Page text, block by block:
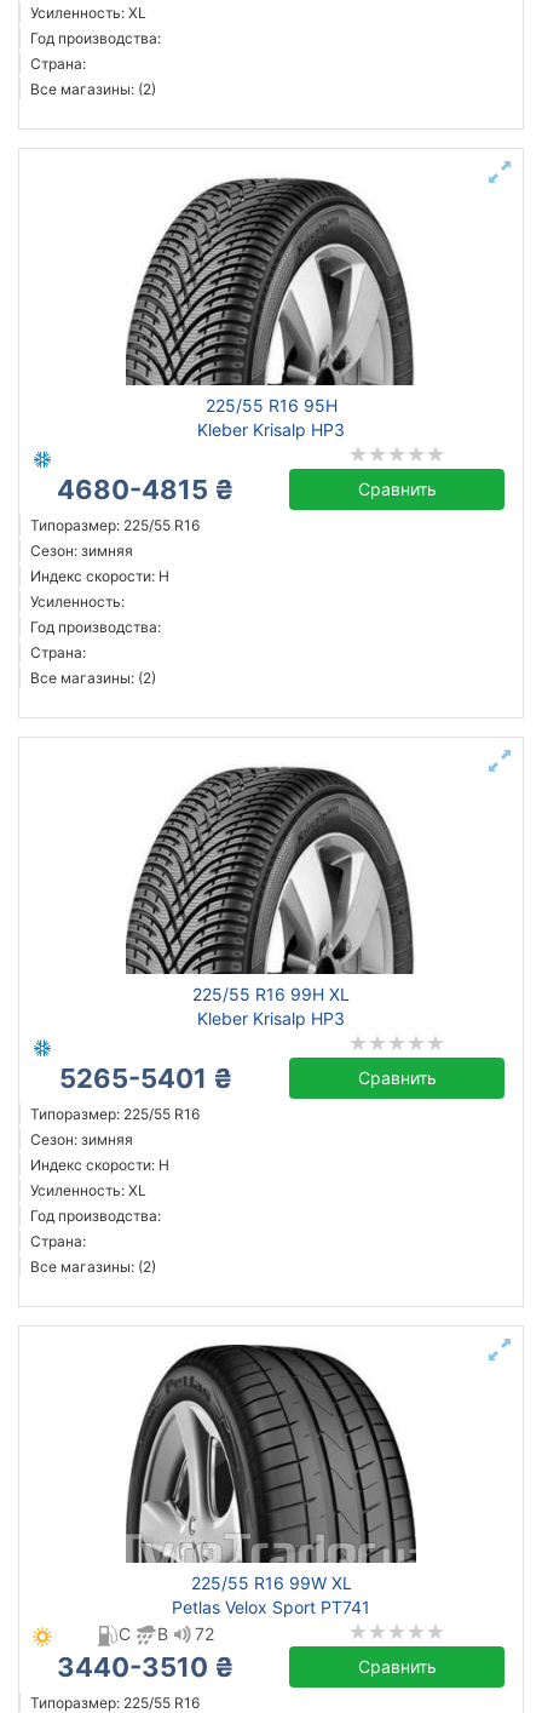
Усиленность: XL
Год производства:
Страна:
Все магазины: (2)
225/55 R16 95H
Kleber Krisalp HP3
4680-4815 ₴ Сравнить
Типоразмер: 225/55 R16
Сезон: зимняя
Индекс скорости: H
Усиленность:
Год производства:
Страна:
Все магазины: (2)
225/55 R16 99H XL
Kleber Krisalp HP3
5265-5401 ₴ Сравнить
Типоразмер: 225/55 R16
Сезон: зимняя
Индекс скорости: H
Усиленность: XL
Год производства:
Страна:
Все магазины: (2)
225/55 R16 99W XL
Petlas Velox Sport PT741
C
B 72
3440-3510 ₴ Сравнить
Типоразмер: 225/55 R16